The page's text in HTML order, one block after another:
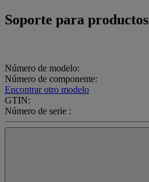
Soporte para productos
Número de modelo:
Número de componente:
Encontrar otro modelo
GTIN:
Número de serie :